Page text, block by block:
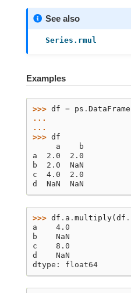
See also
Series.rmul
Examples
>>> df = ps . DataFrame
...
...
>>> df
     a    b
a  2.0  2.0
b  2.0  NaN
c  4.0  2.0
d  NaN  NaN
>>> df . a . multiply( df .
a    4.0
b    NaN
c    8.0
d    NaN
dtype: float64